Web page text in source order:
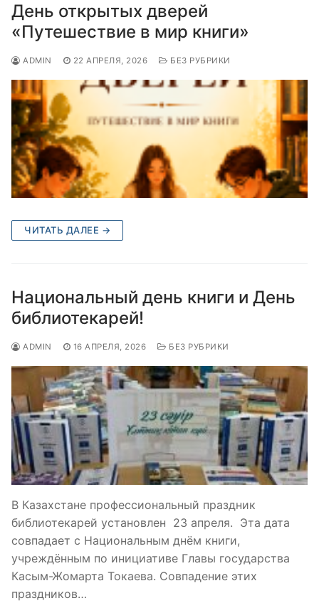
День открытых дверей
«Путешествие в мир книги»
ADMIN 22 АПРЕЛЯ, 2026 БЕЗ РУБРИКИ
ЧИТАТЬ ДАЛЕЕ →
Национальный день книги и День
библиотекарей!
ADMIN 16 АПРЕЛЯ, 2026 БЕЗ РУБРИКИ
В Казахстане профессиональный праздник
библиотекарей установлен 23 апреля. Эта дата
совпадает с Национальным днём книги,
учреждённым по инициативе Главы государства
Касым-Жомарта Токаева. Совпадение этих
праздников…